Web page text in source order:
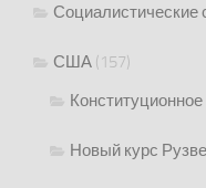
Социалистические
США (157)
Конституционное
Новый курс